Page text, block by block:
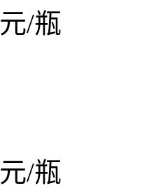
元/瓶
元/瓶